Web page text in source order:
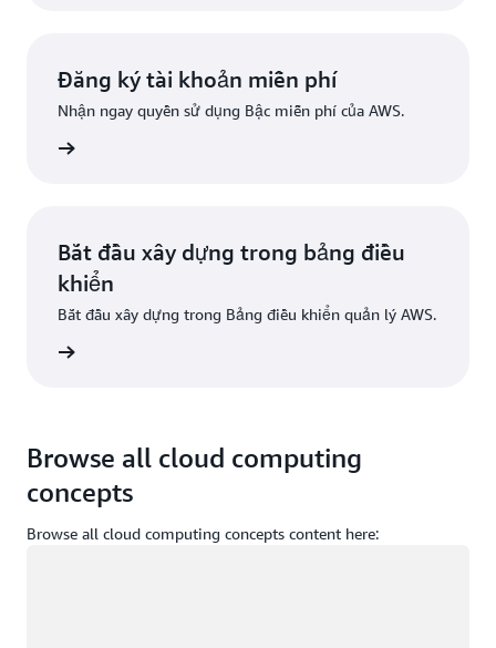
Đăng ký tài khoản miễn phí
Nhận ngay quyền sử dụng Bậc miễn phí của AWS.
Bắt đầu xây dựng trong bảng điều
khiển
Bắt đầu xây dựng trong Bảng điều khiển quản lý AWS.
Browse all cloud computing
concepts
Browse all cloud computing concepts content here: